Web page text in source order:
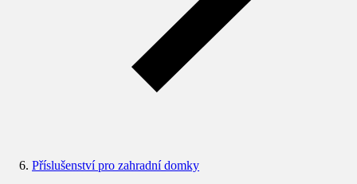
Příslušenství pro zahradní domky